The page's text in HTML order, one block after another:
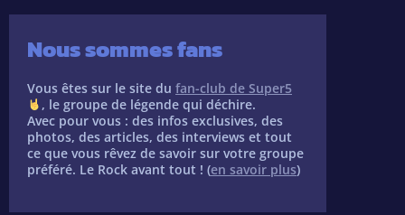
Nous sommes fans
Vous êtes sur le site du fan-club de Super5
, le groupe de légende qui déchire.
Avec pour vous : des infos exclusives, des
photos, des articles, des interviews et tout
ce que vous rêvez de savoir sur votre groupe
préféré. Le Rock avant tout ! (en savoir plus)